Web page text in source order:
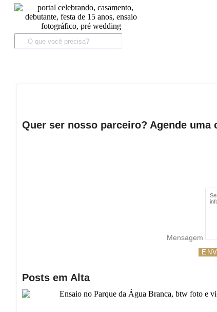
Quer ser nosso parceiro? Agende uma
Mensagem
Posts em Alta